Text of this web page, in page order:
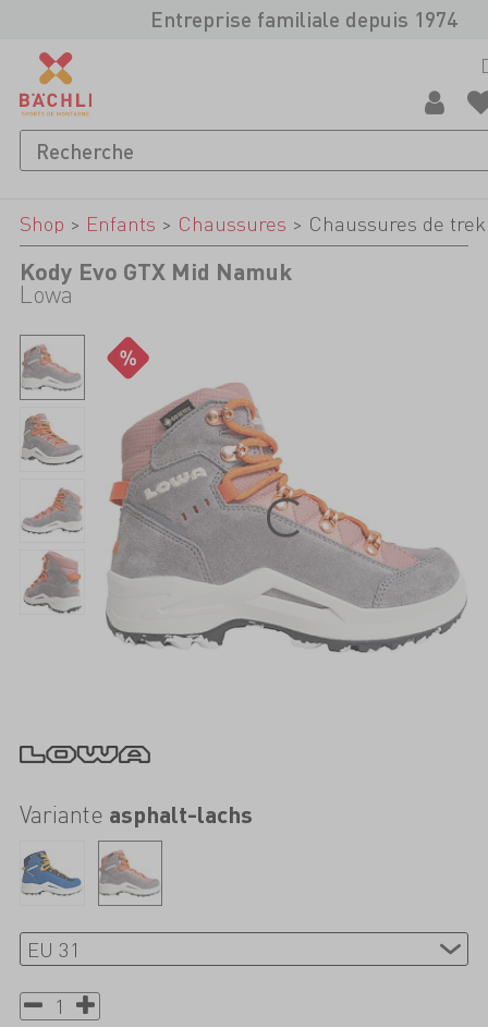
Entreprise familiale depuis 1974
Shop > Enfants > Chaussures > Chaussures de
Kody Evo GTX Mid Namuk
Lowa
Variante asphalt-lachs